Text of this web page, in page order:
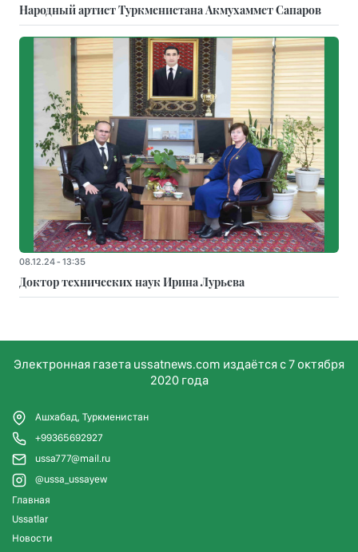
Народный артист Туркменистана Акмухаммет Сапаров
08.12.24 - 13:35
Доктор технических наук Ирина Лурьева
Электронная газета ussatnews.com издаётся с 7 октября
2020 года
Ашхабад, Туркменистан
+99365692927
ussa777@mail.ru
@ussa_ussayew
Главная
Ussatlar
Новости